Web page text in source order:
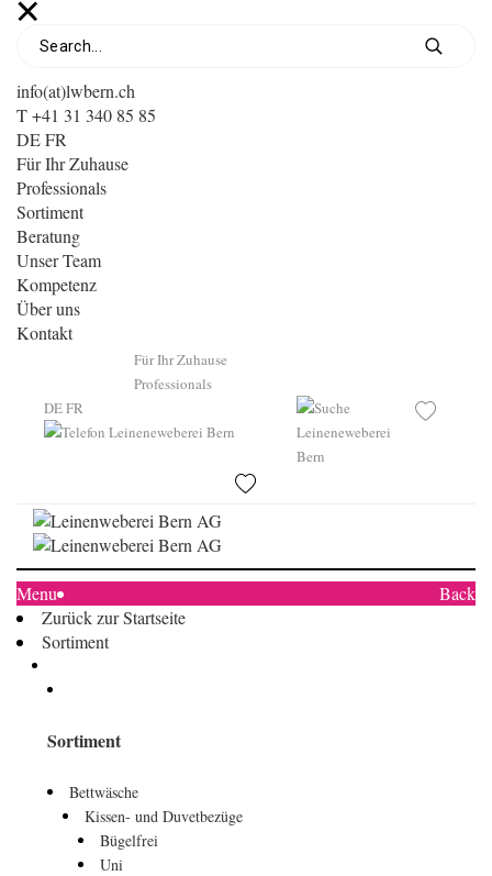
info(at)lwbern.ch
T +41 31 340 85 85
DEFR
Für Ihr Zuhause
Professionals
Sortiment
Beratung
Unser Team
Kompetenz
Über uns
Kontakt
Für Ihr Zuhause
Professionals
DEFR
Menu
Back
Zurück zur Startseite
Sortiment
Sortiment
Bettwäsche
Kissen- und Duvetbezüge
Bügelfrei
Uni